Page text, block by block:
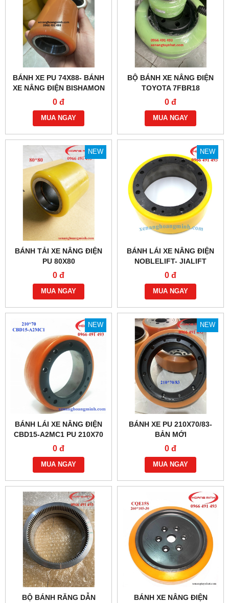
BÁNH XE PU 74X88- BÁNH
XE NÂNG ĐIỆN BISHAMON
BDH15LL
0 đ
MUA NGAY
BỘ BÁNH XE NÂNG ĐIỆN
TOYOTA 7FBR18
0 đ
MUA NGAY
NEW
BÁNH TẢI XE NÂNG ĐIỆN
PU 80X80
0 đ
MUA NGAY
NEW
BÁNH LÁI XE NÂNG ĐIỆN
NOBLELIFT- JIALIFT
210X70/83
0 đ
MUA NGAY
NEW
BÁNH LÁI XE NÂNG ĐIỆN
CBD15-A2MC1 PU 210X70
0 đ
MUA NGAY
NEW
BÁNH XE PU 210X70/83-
BẢN MỚI
0 đ
MUA NGAY
BỘ BÁNH RĂNG DẪN
BÁNH XE NÂNG ĐIỆN